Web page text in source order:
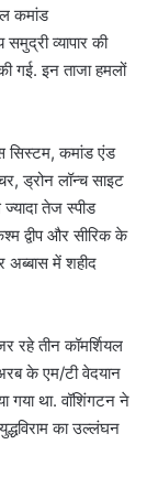
कमांड
व्यापार की
गई. इन ताजा हमलों
सिस्टम, कमांड एंड
ड्रोन लॉन्च साइट
तेज स्पीड
द्वीप और सीरिक के
अब्बास में शहीद
रहे तीन कॉमर्शियल
के एम/टी वेदयान
गया था. वॉशिंगटन ने
का उल्लंघन